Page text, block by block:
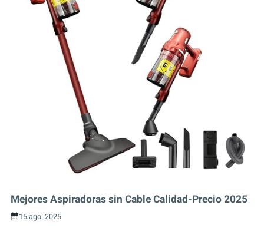
Mejores Aspiradoras sin Cable Calidad-Precio 2025
15 ago. 2025